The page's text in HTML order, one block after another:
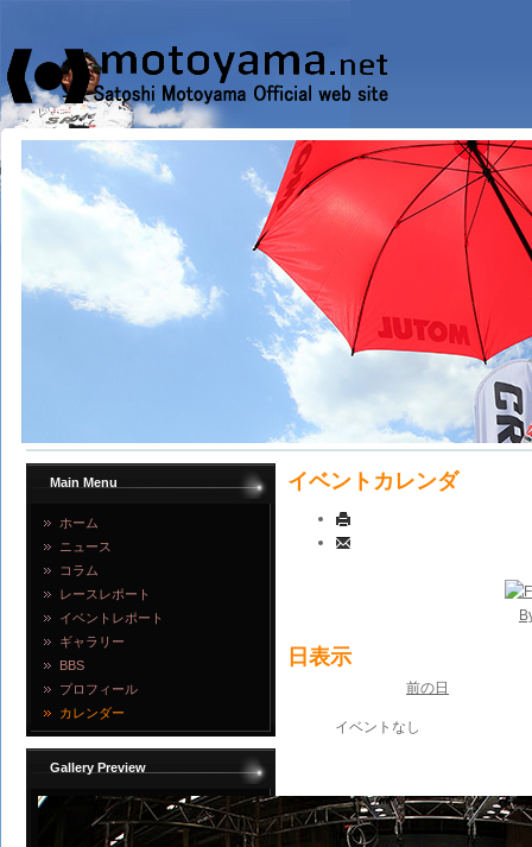
Main Menu
ホーム
ニュース
コラム
レースレポート
イベントレポート
ギャラリー
BBS
プロフィール
カレンダー
Gallery Preview
イベントカレンダ
日表示
前の日
イベントなし